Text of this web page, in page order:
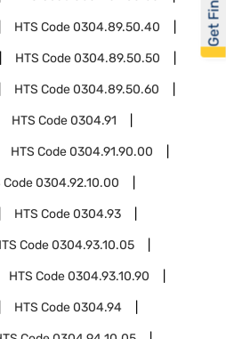
HTS Code0304.89.50.40
HTS Code0304.89.50.50
HTS Code0304.89.50.60
HTS Code0304.91
HTS Code0304.91.90.00
Code0304.92.10.00
HTS Code0304.93
Code0304.93.10.05
HTS Code0304.93.10.90
HTS Code0304.94